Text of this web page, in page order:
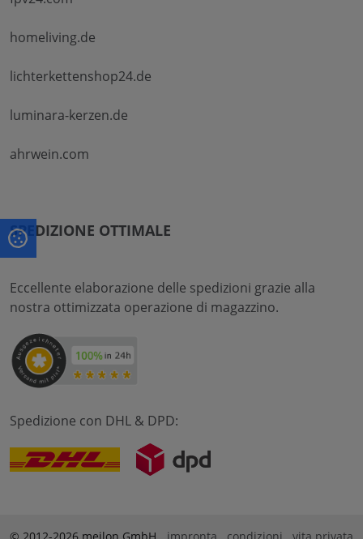
homeliving.de
lichterkettenshop24.de
luminara-kerzen.de
ahrwein.com
SPEDIZIONE OTTIMALE
Eccellente elaborazione delle spedizioni grazie alla
nostra ottimizzata operazione di magazzino.
Spedizione con DHL & DPD: